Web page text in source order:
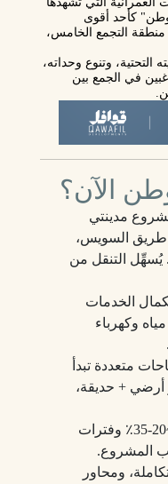
كأحد أقوى
منطقة التجمع الخامس،
التحتية، وتنوع وحداته،
في الجمع بين
الآن؟
مدينتي
طريق السويس،
يُسهِّل التنقل من
الخدمات
وكهرباء
متعددة تبدأ
دور أرضي + حديقة،
: مقدم يبدأ من ~20‑35٪ وفترات
ومحاور